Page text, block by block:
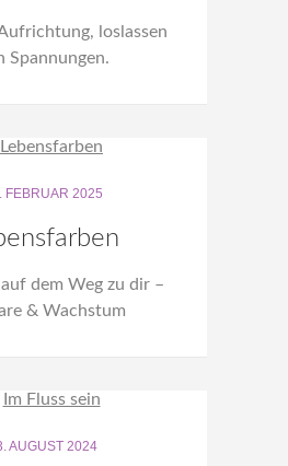
loslassen
Spannungen.
FEBRUAR 2025
dem Weg zu dir –
& Wachstum
AUGUST 2024